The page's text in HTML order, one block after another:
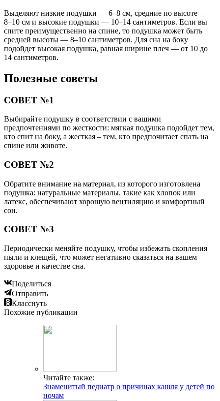
Выделяют низкие подушки — 6–8 см, средние по высоте —
8–10 см и высокие подушки — 10–14 сантиметров. Если вы
спите преимущественно на спине, то подушка может быть
средней высоты — 8–10 сантиметров. Для сна на боку
подойдет высокая подушка, равная ширине плеч — от 10 до
14 сантиметров.
Полезные советы
СОВЕТ №1
Выбирайте подушку в соответствии с вашими
предпочтениями по жесткости: мягкая подушка подойдет тем,
кто спит на боку, а жесткая – тем, кто предпочитает спать на
спине или животе.
СОВЕТ №2
Обратите внимание на материал, из которого изготовлена
подушка: натуральные материалы, такие как хлопок или
латекс, обеспечивают хорошую вентиляцию и комфортный
сон.
СОВЕТ №3
Периодически меняйте подушку, чтобы избежать скопления
пыли и клещей, что может негативно сказаться на вашем
здоровье и качестве сна.
Поделиться
Отправить
Класснуть
Похожие публикации
Читайте также:
Знаменитый педиатр о причинах кашля у детей по
ночам